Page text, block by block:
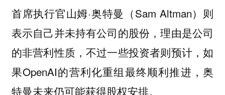
首席执行官山姆·奥特曼（Sam Altman）则
表示自己并未持有公司的股份，理由是公司
的非营利性质，不过一些投资者则预计，如
果OpenAI的营利化重组最终顺利推进，奥
特曼未来仍可能获得股权安排。